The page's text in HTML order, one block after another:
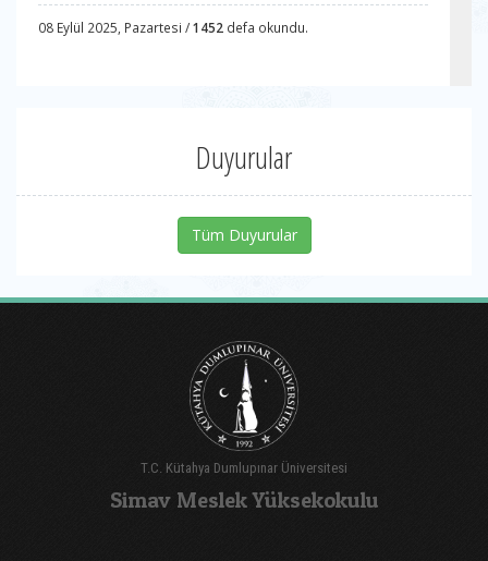
08 Eylül 2025, Pazartesi /1452 defa okundu.
Duyurular
Tüm Duyurular
T.C. Kütahya Dumlupınar Üniversitesi
Simav Meslek Yüksekokulu